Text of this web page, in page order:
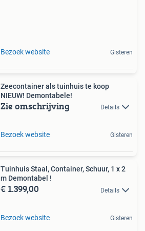
Bezoek website Gisteren
Zeecontainer als tuinhuis te koop
NIEUW! Demontabele!
Zie omschrijving Details
Bezoek website Gisteren
Tuinhuis Staal, Container, Schuur, 1 x 2
m Demontabel !
€ 1.399,00 Details
Bezoek website Gisteren